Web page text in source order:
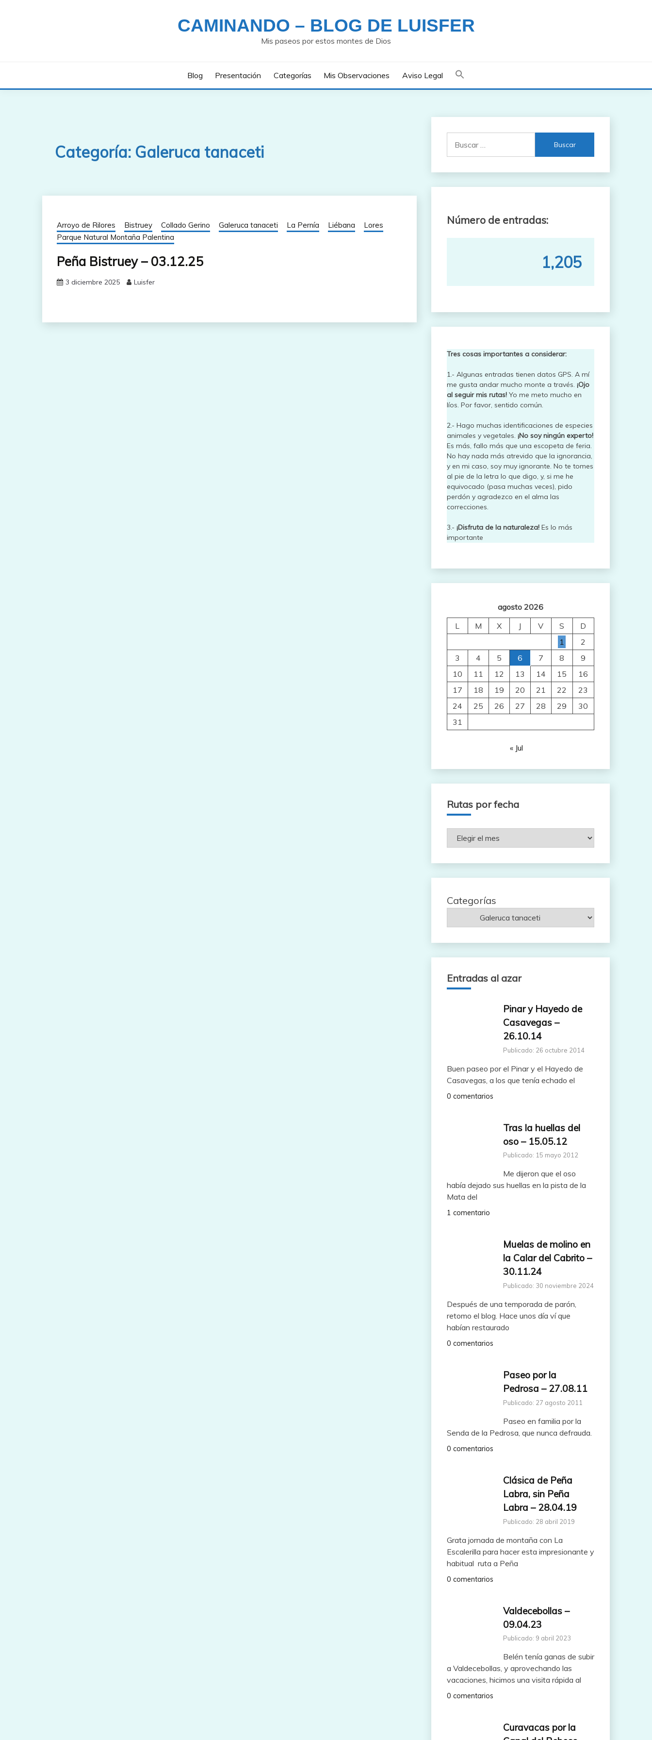
CAMINANDO – BLOG DE LUISFER
Mis paseos por estos montes de Dios
Blog Presentación Categorías Mis Observaciones Aviso Legal
Categoría: Galeruca tanaceti
Arroyo de Rilores Bistruey Collado Gerino Galeruca tanaceti La Pernía Liébana
Lores
Parque Natural Montaña Palentina
Peña Bistruey – 03.12.25
3 diciembre 2025 Luisfer
Número de entradas:
1,205
Tres cosas importantes a considerar:
1.- Algunas entradas tienen datos GPS. A mí
me gusta andar mucho monte a través. ¡Ojo
al seguir mis rutas!Yo me meto mucho en
líos. Por favor, sentido común.
2.- Hago muchas identificaciones de especies
animales y vegetales. ¡No soy ningún experto!
Es más, fallo más que una escopeta de feria.
No hay nada más atrevido que la ignorancia,
y en mi caso, soy muy ignorante. No te tomes
al pie de la letra lo que digo, y, si me he
equivocado (pasa muchas veces), pido
perdón y agradezco en el alma las
correcciones.
3.- ¡Disfruta de la naturaleza!Es lo más
importante
agosto 2026
L
M X J V S
D
1
2
3
4 5 6 7 8
9
10
11 12 13 14 15
16
17
18 19 20 21 22
23
24
25 26 27 28 29
30
31
« Jul
Rutas por fecha
Rutas
Categorías
Entradas al azar
Pinar y Hayedo de
Casavegas –
26.10.14
Publicado: 26 octubre 2014
Buen paseo por el Pinar y el Hayedo de
Casavegas, a los que tenía echado el
0 comentarios
Tras la huellas del
oso – 15.05.12
Publicado: 15 mayo 2012
Me dijeron que el oso
había dejado sus huellas en la pista de la
Mata del
1 comentario
Muelas de molino en
la Calar del Cabrito –
30.11.24
Publicado: 30 noviembre 2024
Después de una temporada de parón,
retomo el blog. Hace unos día ví que
habían restaurado
0 comentarios
Paseo por la
Pedrosa – 27.08.11
Publicado: 27 agosto 2011
Paseo en familia por la
Senda de la Pedrosa, que nunca defrauda.
0 comentarios
Clásica de Peña
Labra, sin Peña
Labra – 28.04.19
Publicado: 28 abril 2019
Grata jornada de montaña con La
Escalerilla para hacer esta impresionante y
habitual ruta a Peña
0 comentarios
Valdecebollas –
09.04.23
Publicado: 9 abril 2023
Belén tenía ganas de subir
a Valdecebollas, y aprovechando las
vacaciones, hicimos una visita rápida al
0 comentarios
Curavacas por la